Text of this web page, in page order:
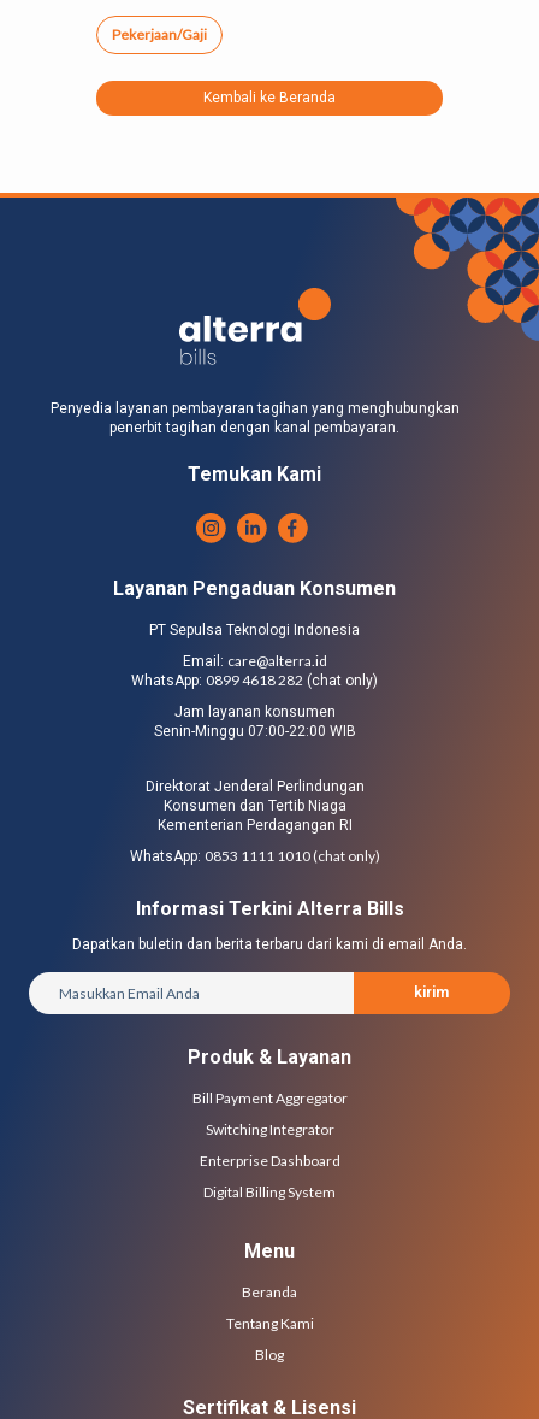
Pekerjaan/Gaji
Kembali ke Beranda
Penyedia layanan pembayaran tagihan yang menghubungkan
penerbit tagihan dengan kanal pembayaran.
Temukan Kami
Layanan Pengaduan Konsumen
PT Sepulsa Teknologi Indonesia
Email: care@alterra.id
WhatsApp: 0899 4618 282 (chat only)
Jam layanan konsumen
Senin-Minggu 07:00-22:00 WIB
Direktorat Jenderal Perlindungan
Konsumen dan Tertib Niaga
Kementerian Perdagangan RI
WhatsApp: 0853 1111 1010 (chat only)
Informasi Terkini Alterra Bills
Dapatkan buletin dan berita terbaru dari kami di email Anda.
kirim
Produk & Layanan
Bill Payment Aggregator
Switching Integrator
Enterprise Dashboard
Digital Billing System
Menu
Beranda
Tentang Kami
Blog
Sertifikat & Lisensi